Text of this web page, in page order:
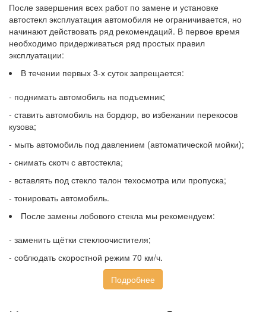
После завершения всех работ по замене и установке
автостекл эксплуатация автомобиля не ограничивается, но
начинают действовать ряд рекомендаций. В первое время
необходимо придерживаться ряд простых правил
эксплуатации:
В течении первых 3-х суток запрещается:
- поднимать автомобиль на подъемник;
- ставить автомобиль на бордюр, во избежании перекосов
кузова;
- мыть автомобиль под давлением (автоматической мойки);
- снимать скотч с автостекла;
- вставлять под стекло талон техосмотра или пропуска;
- тонировать автомобиль.
После замены лобового стекла мы рекомендуем:
- заменить щётки стеклоочистителя;
- соблюдать скоростной режим 70 км/ч.
Подробнее